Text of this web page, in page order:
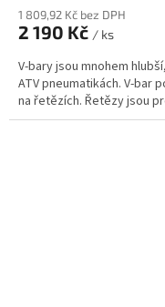
1 809,92 Kč bez DPH
2 190 Kč / ks
V-bary jsou mnohem
ATV pneumatikách. V-bar
na řetězích. Řetězy jsou